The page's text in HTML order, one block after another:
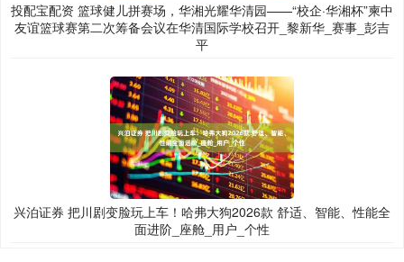
投配宝配资 篮球健儿拼赛场，华湘光耀华清园——“校企·华湘杯”柬中
友谊篮球赛第二次筹备会议在华清国际学校召开_黎新华_赛事_彭吉
平
兴泊证券 把川剧变脸玩上车！哈弗大狗2026款 舒适、智能、性能全
面进阶_座舱_用户_个性